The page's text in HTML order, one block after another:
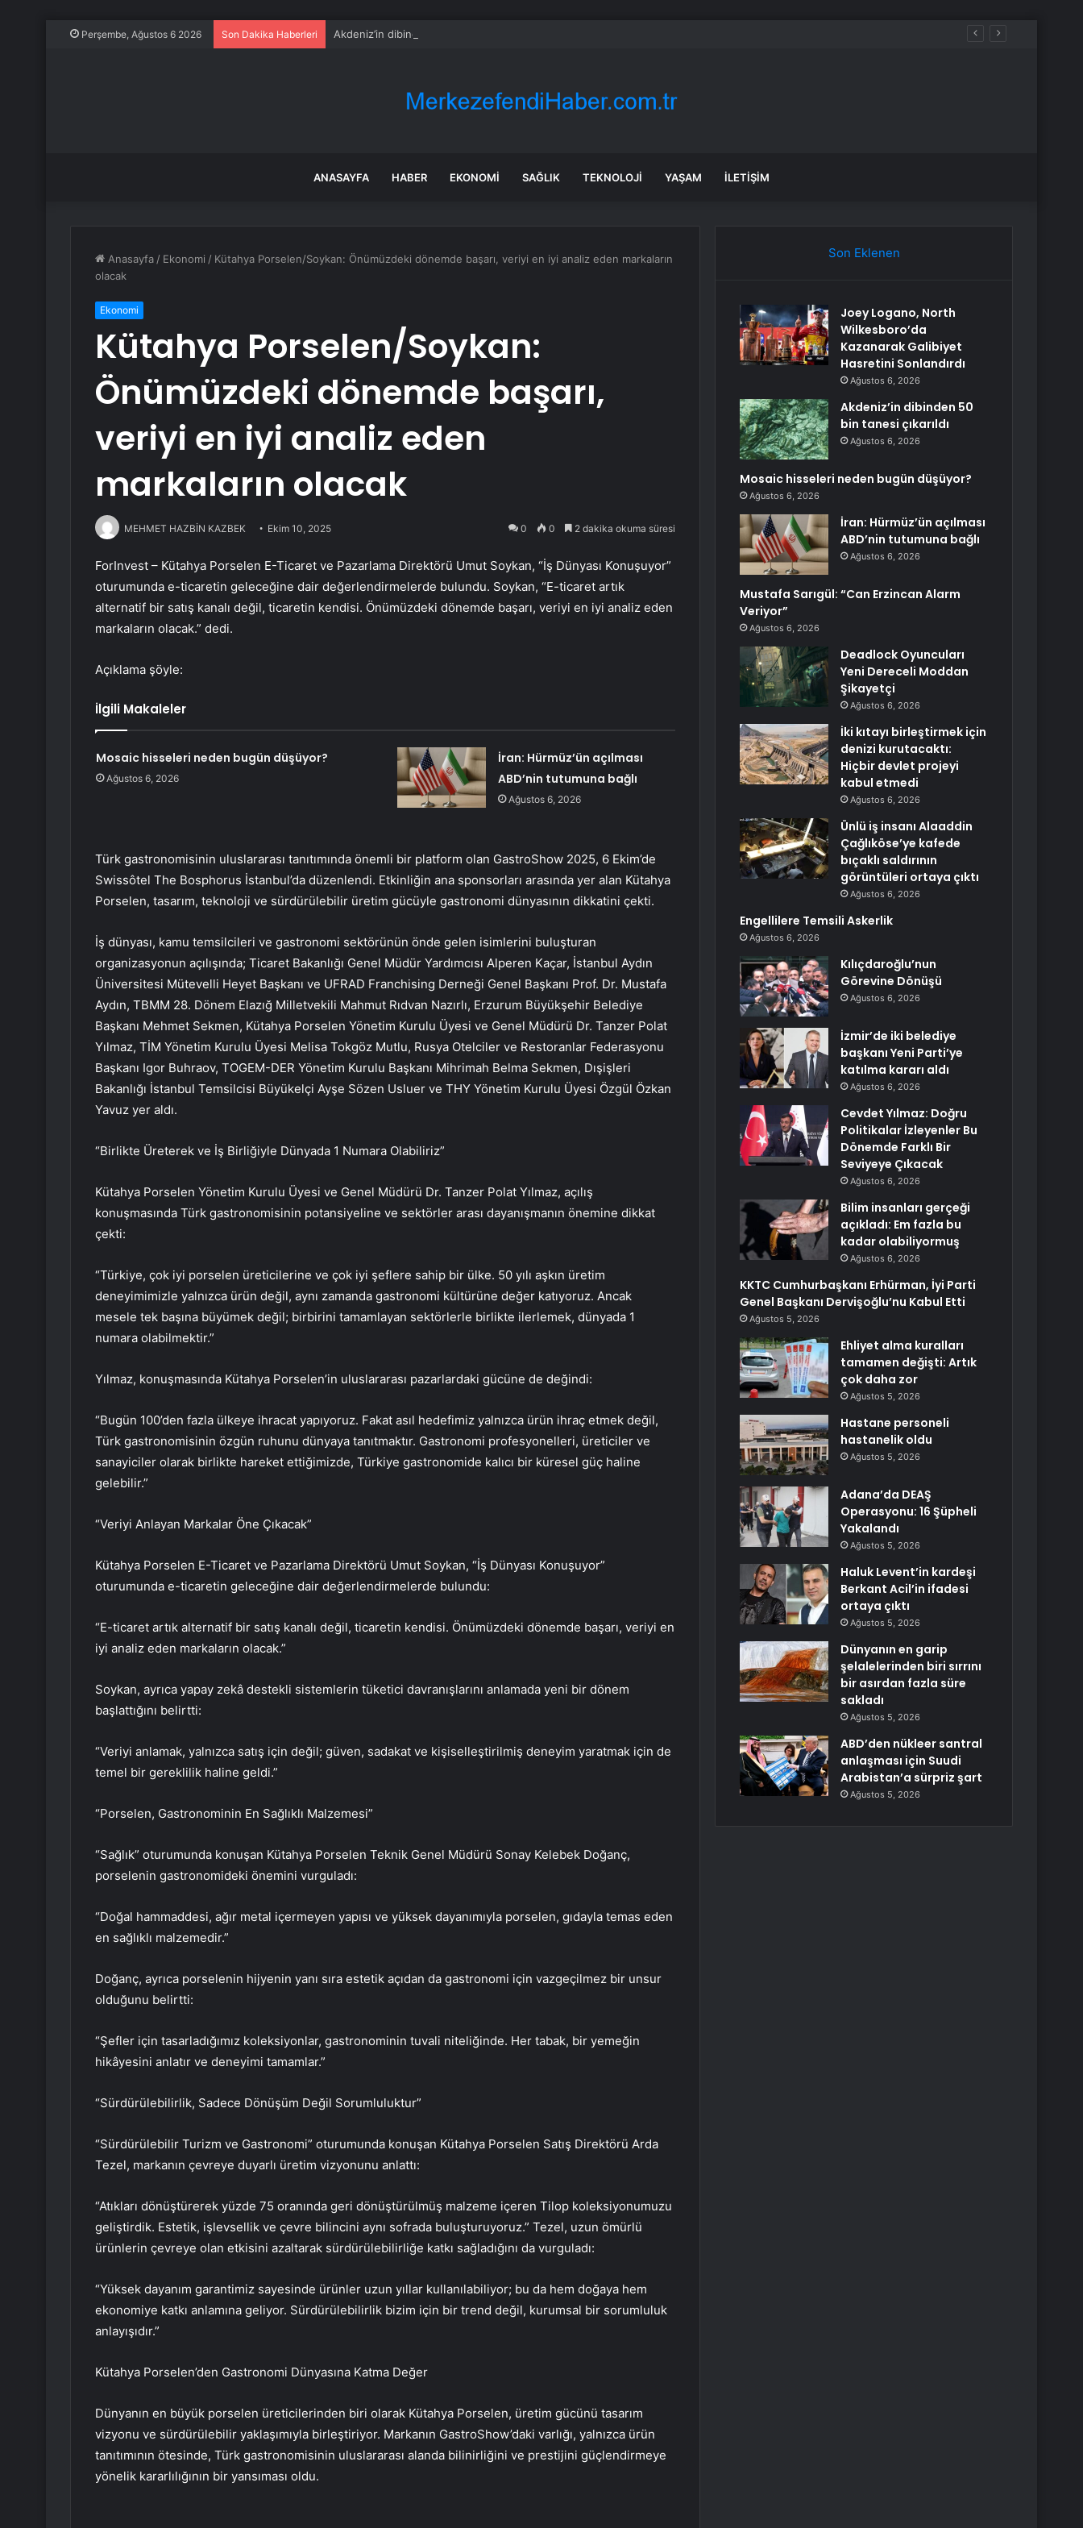
Perşembe, Ağustos 6 2026 Son Dakika Haberleri Akdeniz’in dibinden 50 bin tanesi çıkarıldı
ANASAYFA HABER EKONOMI SAĞLIK TEKNOLOJI YAŞAM İLETIŞIM
Anasayfa / Ekonomi / Kütahya Porselen/Soykan: Önümüzdeki dönemde başarı, veriyi en iyi analiz eden markaların
olacak
Ekonomi
Kütahya Porselen/Soykan:
Önümüzdeki dönemde başarı,
veriyi en iyi analiz eden
markaların olacak
MEHMET HAZBİN KAZBEK Ekim 10, 2025 0 0 2 dakika okuma süresi
ForInvest – Kütahya Porselen E-Ticaret ve Pazarlama Direktörü Umut Soykan, “İş Dünyası Konuşuyor”
oturumunda e-ticaretin geleceğine dair değerlendirmelerde bulundu. Soykan, “E-ticaret artık
alternatif bir satış kanalı değil, ticaretin kendisi. Önümüzdeki dönemde başarı, veriyi en iyi analiz eden
markaların olacak.” dedi.
Açıklama şöyle:
İlgili Makaleler
Mosaic hisseleri neden bugün düşüyor?
Ağustos 6, 2026
İran: Hürmüz’ün açılması
ABD’nin tutumuna bağlı
Ağustos 6, 2026
Türk gastronomisinin uluslararası tanıtımında önemli bir platform olan GastroShow 2025, 6 Ekim’de
Swissôtel The Bosphorus İstanbul’da düzenlendi. Etkinliğin ana sponsorları arasında yer alan Kütahya
Porselen, tasarım, teknoloji ve sürdürülebilir üretim gücüyle gastronomi dünyasının dikkatini çekti.
İş dünyası, kamu temsilcileri ve gastronomi sektörünün önde gelen isimlerini buluşturan
organizasyonun açılışında; Ticaret Bakanlığı Genel Müdür Yardımcısı Alperen Kaçar, İstanbul Aydın
Üniversitesi Mütevelli Heyet Başkanı ve UFRAD Franchising Derneği Genel Başkanı Prof. Dr. Mustafa
Aydın, TBMM 28. Dönem Elazığ Milletvekili Mahmut Rıdvan Nazırlı, Erzurum Büyükşehir Belediye
Başkanı Mehmet Sekmen, Kütahya Porselen Yönetim Kurulu Üyesi ve Genel Müdürü Dr. Tanzer Polat
Yılmaz, TİM Yönetim Kurulu Üyesi Melisa Tokgöz Mutlu, Rusya Otelciler ve Restoranlar Federasyonu
Başkanı Igor Buhraov, TOGEM-DER Yönetim Kurulu Başkanı Mihrimah Belma Sekmen, Dışişleri
Bakanlığı İstanbul Temsilcisi Büyükelçi Ayşe Sözen Usluer ve THY Yönetim Kurulu Üyesi Özgül Özkan
Yavuz yer aldı.
“Birlikte Üreterek ve İş Birliğiyle Dünyada 1 Numara Olabiliriz”
Kütahya Porselen Yönetim Kurulu Üyesi ve Genel Müdürü Dr. Tanzer Polat Yılmaz, açılış
konuşmasında Türk gastronomisinin potansiyeline ve sektörler arası dayanışmanın önemine dikkat
çekti:
“Türkiye, çok iyi porselen üreticilerine ve çok iyi şeflere sahip bir ülke. 50 yılı aşkın üretim
deneyimimizle yalnızca ürün değil, aynı zamanda gastronomi kültürüne değer katıyoruz. Ancak
mesele tek başına büyümek değil; birbirini tamamlayan sektörlerle birlikte ilerlemek, dünyada 1
numara olabilmektir.”
Yılmaz, konuşmasında Kütahya Porselen’in uluslararası pazarlardaki gücüne de değindi:
“Bugün 100’den fazla ülkeye ihracat yapıyoruz. Fakat asıl hedefimiz yalnızca ürün ihraç etmek değil,
Türk gastronomisinin özgün ruhunu dünyaya tanıtmaktır. Gastronomi profesyonelleri, üreticiler ve
sanayiciler olarak birlikte hareket ettiğimizde, Türkiye gastronomide kalıcı bir küresel güç haline
gelebilir.”
“Veriyi Anlayan Markalar Öne Çıkacak”
Kütahya Porselen E-Ticaret ve Pazarlama Direktörü Umut Soykan, “İş Dünyası Konuşuyor”
oturumunda e-ticaretin geleceğine dair değerlendirmelerde bulundu:
“E-ticaret artık alternatif bir satış kanalı değil, ticaretin kendisi. Önümüzdeki dönemde başarı, veriyi en
iyi analiz eden markaların olacak.”
Soykan, ayrıca yapay zekâ destekli sistemlerin tüketici davranışlarını anlamada yeni bir dönem
başlattığını belirtti:
“Veriyi anlamak, yalnızca satış için değil; güven, sadakat ve kişiselleştirilmiş deneyim yaratmak için de
temel bir gereklilik haline geldi.”
“Porselen, Gastronominin En Sağlıklı Malzemesi”
“Sağlık” oturumunda konuşan Kütahya Porselen Teknik Genel Müdürü Sonay Kelebek Doğanç,
porselenin gastronomideki önemini vurguladı:
“Doğal hammaddesi, ağır metal içermeyen yapısı ve yüksek dayanımıyla porselen, gıdayla temas eden
en sağlıklı malzemedir.”
Doğanç, ayrıca porselenin hijyenin yanı sıra estetik açıdan da gastronomi için vazgeçilmez bir unsur
olduğunu belirtti:
“Şefler için tasarladığımız koleksiyonlar, gastronominin tuvali niteliğinde. Her tabak, bir yemeğin
hikâyesini anlatır ve deneyimi tamamlar.”
“Sürdürülebilirlik, Sadece Dönüşüm Değil Sorumluluktur”
“Sürdürülebilir Turizm ve Gastronomi” oturumunda konuşan Kütahya Porselen Satış Direktörü Arda
Tezel, markanın çevreye duyarlı üretim vizyonunu anlattı:
“Atıkları dönüştürerek yüzde 75 oranında geri dönüştürülmüş malzeme içeren Tilop koleksiyonumuzu
geliştirdik. Estetik, işlevsellik ve çevre bilincini aynı sofrada buluşturuyoruz.” Tezel, uzun ömürlü
ürünlerin çevreye olan etkisini azaltarak sürdürülebilirliğe katkı sağladığını da vurguladı:
“Yüksek dayanım garantimiz sayesinde ürünler uzun yıllar kullanılabiliyor; bu da hem doğaya hem
ekonomiye katkı anlamına geliyor. Sürdürülebilirlik bizim için bir trend değil, kurumsal bir sorumluluk
anlayışıdır.”
Kütahya Porselen’den Gastronomi Dünyasına Katma Değer
Dünyanın en büyük porselen üreticilerinden biri olarak Kütahya Porselen, üretim gücünü tasarım
vizyonu ve sürdürülebilir yaklaşımıyla birleştiriyor. Markanın GastroShow’daki varlığı, yalnızca ürün
tanıtımının ötesinde, Türk gastronomisinin uluslararası alanda bilinirliğini ve prestijini güçlendirmeye
yönelik kararlılığının bir yansıması oldu.
Son Eklenen
Joey Logano, North
Wilkesboro’da
Kazanarak Galibiyet
Hasretini Sonlandırdı
Ağustos 6, 2026
Akdeniz’in dibinden 50
bin tanesi çıkarıldı
Ağustos 6, 2026
Mosaic hisseleri neden bugün düşüyor?
Ağustos 6, 2026
İran: Hürmüz’ün açılması
ABD’nin tutumuna bağlı
Ağustos 6, 2026
Mustafa Sarıgül: “Can Erzincan Alarm
Veriyor”
Ağustos 6, 2026
Deadlock Oyuncuları
Yeni Dereceli Moddan
Şikayetçi
Ağustos 6, 2026
İki kıtayı birleştirmek için
denizi kurutacaktı:
Hiçbir devlet projeyi
kabul etmedi
Ağustos 6, 2026
Ünlü iş insanı Alaaddin
Çağlıköse’ye kafede
bıçaklı saldırının
görüntüleri ortaya çıktı
Ağustos 6, 2026
Engellilere Temsili Askerlik
Ağustos 6, 2026
Kılıçdaroğlu’nun
Görevine Dönüşü
Ağustos 6, 2026
İzmir’de iki belediye
başkanı Yeni Parti’ye
katılma kararı aldı
Ağustos 6, 2026
Cevdet Yılmaz: Doğru
Politikalar İzleyenler Bu
Dönemde Farklı Bir
Seviyeye Çıkacak
Ağustos 6, 2026
Bilim insanları gerçeği
açıkladı: Em fazla bu
kadar olabiliyormuş
Ağustos 6, 2026
KKTC Cumhurbaşkanı Erhürman, İyi Parti
Genel Başkanı Dervişoğlu’nu Kabul Etti
Ağustos 5, 2026
Ehliyet alma kuralları
tamamen değişti: Artık
çok daha zor
Ağustos 5, 2026
Hastane personeli
hastanelik oldu
Ağustos 5, 2026
Adana’da DEAŞ
Operasyonu: 16 Şüpheli
Yakalandı
Ağustos 5, 2026
Haluk Levent’in kardeşi
Berkant Acil’in ifadesi
ortaya çıktı
Ağustos 5, 2026
Dünyanın en garip
şelalelerinden biri sırrını
bir asırdan fazla süre
sakladı
Ağustos 5, 2026
ABD’den nükleer santral
anlaşması için Suudi
Arabistan’a sürpriz şart
Ağustos 5, 2026